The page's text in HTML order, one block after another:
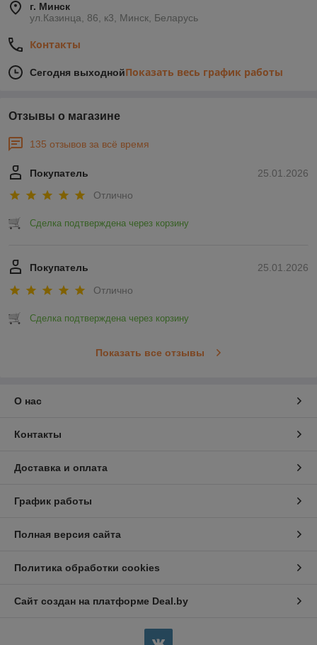
г. Минск
ул.Казинца, 86, к3, Минск, Беларусь
Контакты
Сегодня выходнойПоказать весь график работы
Отзывы о магазине
135 отзывов за всё время
25.01.2026
Покупатель
Отлично
Сделка подтверждена через корзину
25.01.2026
Покупатель
Отлично
Сделка подтверждена через корзину
Показать все отзывы
О нас
Контакты
Доставка и оплата
График работы
Полная версия сайта
Политика обработки cookies
Сайт создан на платформе Deal.by